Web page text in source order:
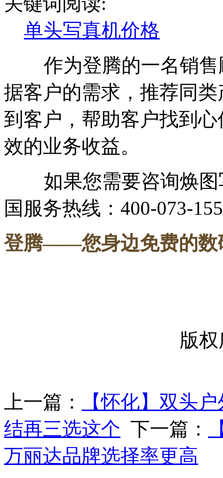
单头写真机价格
作为登腾的一名销售
据客户的需求，推荐同
到客户，帮助客户找到
效的业务收益。
如果您需要咨询焕图
国服务热线：400-073-
登腾——您身边免费的数
版
上一篇：
【怀化】双头
结再三选这个 下一篇：
万丽达品牌选择率更高